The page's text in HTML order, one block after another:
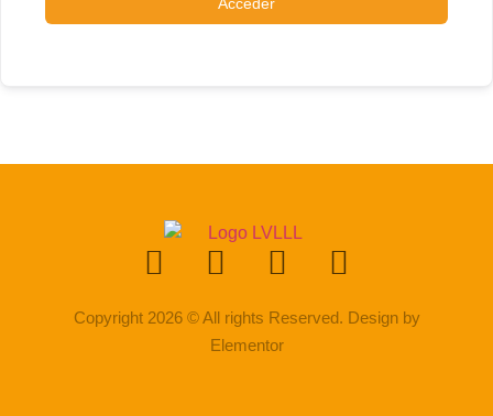
Copyright 2026 © All rights Reserved. Design by
Elementor